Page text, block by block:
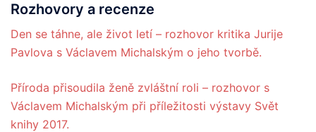
Rozhovory a recenze
Den se táhne, ale život letí – rozhovor kritika Jurije
Pavlova s Václavem Michalským o jeho tvorbě.
Příroda přisoudila ženě zvláštní roli – rozhovor s
Václavem Michalským při příležitosti výstavy Svět
knihy 2017.